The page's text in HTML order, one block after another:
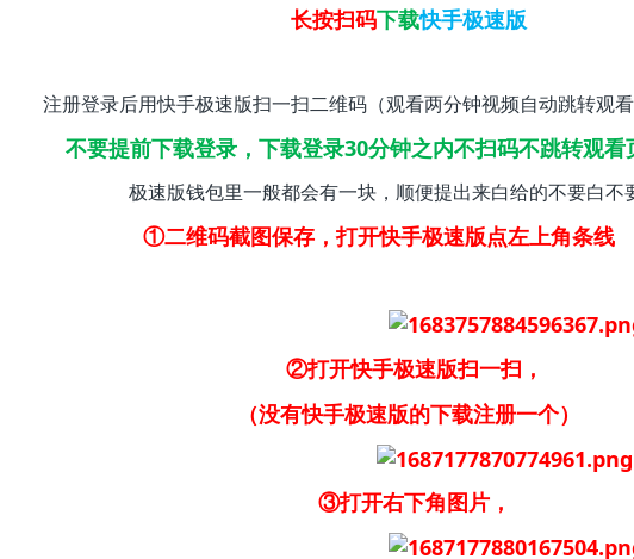
长按扫码下载快手极速版
注册登录后用快手极速版扫一扫二维码（观看两分钟视频自动跳转观
不要提前下载登录，下载登录30分钟之内不扫码不跳转观看
极速版钱包里一般都会有一块，顺便提出来白给的不要白不
①二维码截图保存，打开快手极速版点左上角条线
②打开快手极速版扫一扫，
（没有快手极速版的下载注册一个）
③打开右下角图片，